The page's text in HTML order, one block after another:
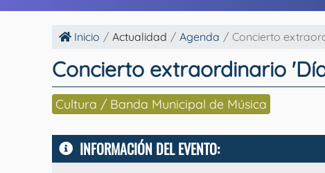
Inicio Actualidad Agenda Concierto
Concierto extraordinario
Cultura / Banda Municipal de Música
INFORMACIÓN DEL EVENTO: